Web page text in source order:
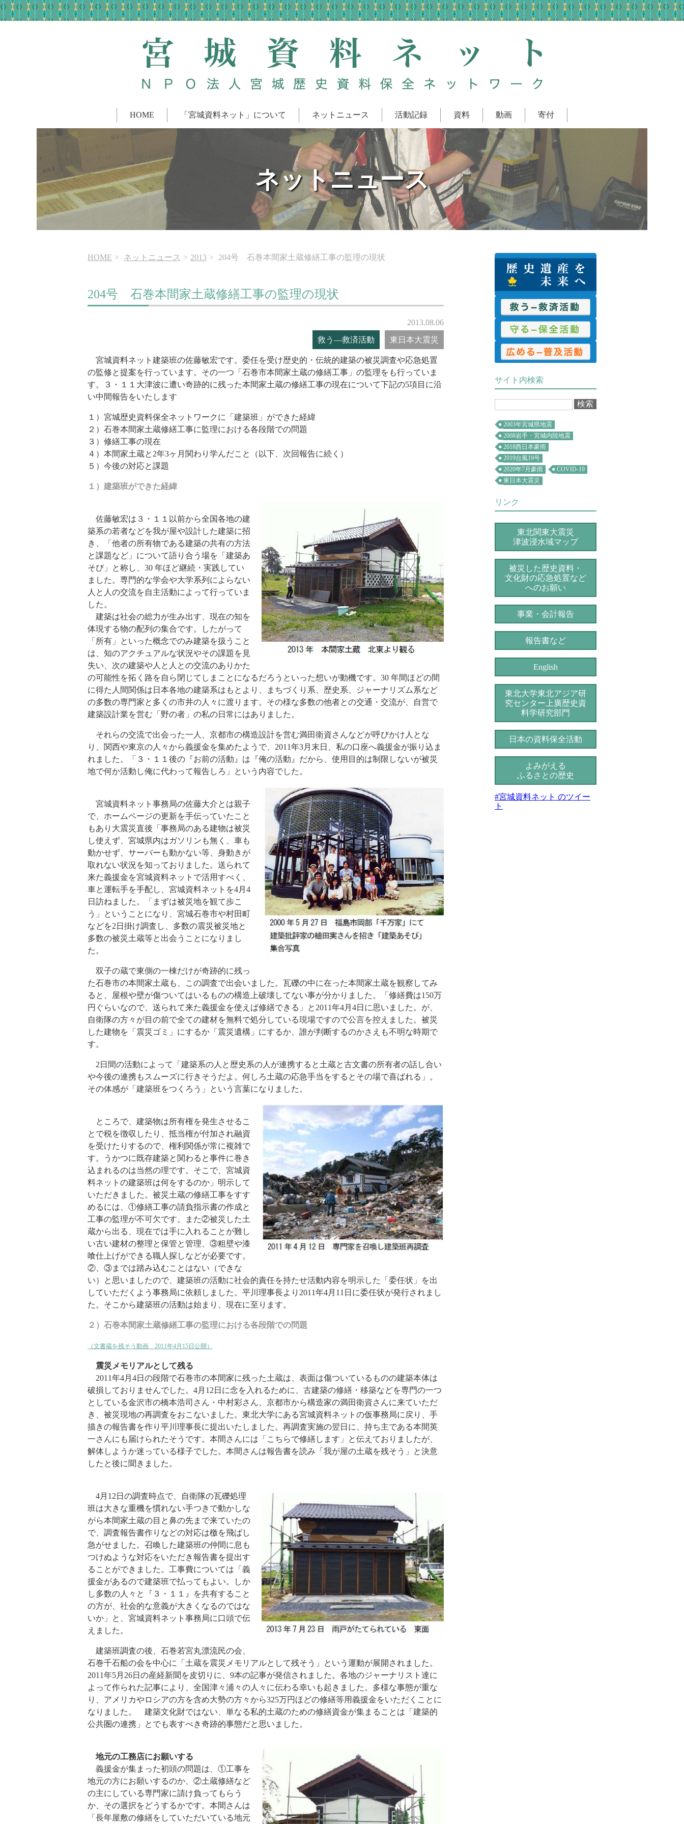
HOME 「宮城資料ネット」について ネットニュース 活動記録 資料 動画 寄付
ネットニュース
HOME ネットニュース 2013 204号 石巻本間家土蔵修繕工事の監理の現状
204号 石巻本間家土蔵修繕工事の監理の現状
2013.08.06
救う―救済活動
東日本大震災
宮城資料ネット建築班の佐藤敏宏です。委任を受け歴史的・伝統的建築の被災調査や応急処置
の監修と提案を行っています。その一つ「石巻市本間家土蔵の修繕工事」の監理をも行っていま
す。３・１１大津波に遭い奇跡的に残った本間家土蔵の修繕工事の現在について下記の5項目に沿
い中間報告をいたします
１）宮城歴史資料保全ネットワークに「建築班」ができた経緯
２）石巻本間家土蔵修繕工事に監理における各段階での問題
３）修繕工事の現在
４）本間家土蔵と2年3ヶ月関わり学んだこと（以下、次回報告に続く）
５）今後の対応と課題
１）建築班ができた経緯
佐藤敏宏は３・１１以前から全国各地の建
築系の若者などを我が屋や設計した建築に招
き、「他者の所有物である建築の共有の方法
と課題など」について語り合う場を「建築あ
そび」と称し、30 年ほど継続・実践してい
ました。専門的な学会や大学系列によらない
人と人の交流を自主活動によって行っていま
した。
建築は社会の総力が生み出す、現在の知を
体現する物の配列の集合です。したがって
「所有」といった概念でのみ建築を扱うこと
は、知のアクチュアルな状況やその課題を見
失い、次の建築や人と人との交流のありかた
の可能性を拓く路を自ら閉じてしまことになるだろうといった想いが動機です。30 年間ほどの間
に得た人間関係は日本各地の建築系はもとより、まちづくり系、歴史系、ジャーナリズム系など
の多数の専門家と多くの市井の人々に渡ります。その様な多数の他者との交通・交流が、自営で
建築設計業を営む「野の者」の私の日常にはありました。
それらの交流で出会った一人、京都市の構造設計を営む満田衛資さんなどが呼びかけ人とな
り、関西や東京の人々から義援金を集めたようで、2011年3月末日、私の口座へ義援金が振り込ま
れました。「３・１１後の『お前の活動』は『俺の活動』だから、使用目的は制限しないが被災
地で何か活動し俺に代わって報告しろ」という内容でした。
宮城資料ネット事務局の佐藤大介とは親子
で、ホームページの更新を手伝っていたこと
もあり大震災直後「事務局のある建物は被災
し使えず、宮城県内はガソリンも無く、車も
動かせず、サーバーも動かない等、身動きが
取れない状況を知っておりました。送られて
来た義援金を宮城資料ネットで活用すべく、
車と運転手を手配し、宮城資料ネットを4月4
日訪ねました。「まずは被災地を観て歩こ
う」ということになり、宮城石巻市や村田町
などを2日掛け調査し、多数の震災被災地と
多数の被災土蔵等と出会うことになりまし
た。
双子の蔵で東側の一棟だけが奇跡的に残っ
た石巻市の本間家土蔵も、この調査で出会いました。瓦礫の中に在った本間家土蔵を観察してみ
ると、屋根や壁が傷ついてはいるものの構造上破壊してない事が分かりました。「修繕費は150万
円ぐらいなので、送られて来た義援金を使えば修繕できる」と2011年4月4日に思いました。が、
自衛隊の方々が目の前で全ての建材を無料で処分している現場ですので公言を控えました。被災
した建物を「震災ゴミ」にするか「震災遺構」にするか、誰が判断するのかさえも不明な時期で
す。
2日間の活動によって「建築系の人と歴史系の人が連携すると土蔵と古文書の所有者の話し合い
や今後の連携もスムーズに行きそうだよ。何しろ土蔵の応急手当をするとその場で喜ばれる」。
その体感が「建築班をつくろう」という言葉になりました。
ところで、建築物は所有権を発生させるこ
とで税を徴収したり、抵当権が付加され融資
を受けたりするので、権利関係が常に複雑で
す。うかつに既存建築と関わると事件に巻き
込まれるのは当然の理です。そこで、宮城資
料ネットの建築班は何をするのか」明示して
いただきました。被災土蔵の修繕工事をすす
めるには、①修繕工事の請負指示書の作成と
工事の監理が不可欠です。また②被災した土
蔵から出る、現在では手に入れることが難し
い古い建材の整理と保管と管理、③粗壁や漆
喰仕上げができる職人探しなどが必要です。
②、③までは踏み込むことはない（できな
い）と思いましたので、建築班の活動に社会的責任を持たせ活動内容を明示した「委任状」を出
していただくよう事務局に依頼しました。平川理事長より2011年4月11日に委任状が発行されまし
た。そこから建築班の活動は始まり、現在に至ります。
２）石巻本間家土蔵修繕工事の監理における各段階での問題
（文書蔵を残そう動画 2011年4月15日公開）
震災メモリアルとして残る
2011年4月4日の段階で石巻市の本間家に残った土蔵は、表面は傷ついているものの建築本体は
破損しておりませんでした。4月12日に念を入れるために、古建築の修繕・移築などを専門の一つ
としている金沢市の橋本浩司さん・中村彩さん、京都市から構造家の満田衛資さんに来ていただ
き、被災現地の再調査をおこないました。東北大学にある宮城資料ネットの仮事務局に戻り、手
描きの報告書を作り平川理事長に提出いたしました。再調査実施の翌日に、持ち主である本間英
一さんにも届けられたそうです。本間さんには「こちらで修繕します」と伝えておりましたが、
解体しようか迷っている様子でした。本間さんは報告書を読み「我が屋の土蔵を残そう」と決意
したと後に聞きました。
4月12日の調査時点で、自衛隊の瓦礫処理
班は大きな重機を慣れない手つきで動かしな
がら本間家土蔵の目と鼻の先まで来ていたの
で、調査報告書作りなどの対応は檄を飛ばし
急がせました。召喚した建築班の仲間に息も
つけぬような対応をいただき報告書を提出す
ることができました。工事費については「義
援金があるので建築班で払ってもよい。しか
し多数の人々と『３・１１』を共有すること
の方が、社会的な意義が大きくなるのではな
いか」と、宮城資料ネット事務局に口頭で伝
えました。
建築班調査の後、石巻若宮丸漂流民の会、
石巻千石船の会を中心に「土蔵を震災メモリアルとして残そう」という運動が展開されました。
2011年5月26日の産経新聞を皮切りに、9本の記事が発信されました。各地のジャーナリスト達に
よって作られた記事により、全国津々浦々の人々に伝わる幸いも起きました。多様な事態が重な
り、アメリカやロシアの方を含め大勢の方々から325万円ほどの修繕等用義援金をいただくことに
なりました。 建築文化財ではない、単なる私的土蔵のための修繕資金が集まることは「建築的
公共圏の連携」とでも表すべき奇跡的事態だと思いました。
地元の工務店にお願いする
義援金が集まった初頭の問題は、①工事を
地元の方にお願いするのか、②土蔵修繕など
の主にしている専門家に請け負ってもらう
か、その選択をどうするかです。本間さんは
「長年屋敷の修繕をしていただいている地元
サイト内検索
2003年宮城県地震
2008岩手・宮城内陸地震
2018西日本豪雨
2019台風19号
2020年7月豪雨
COVID-19
東日本大震災
リンク
東北関東大震災
津波浸水域マップ
被災した歴史資料・
文化財の応急処置など
へのお願い
事業・会計報告
報告書など
English
東北大学東北アジア研
究センター 上廣歴史資
料学研究部門
日本の資料保全活動
よみがえる
ふるさとの歴史
#宮城資料ネット のツイー
ト